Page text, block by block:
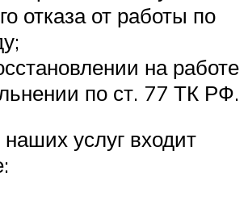
отказа от работы по
на работе
по ст. 77 ТК РФ.
услуг входит